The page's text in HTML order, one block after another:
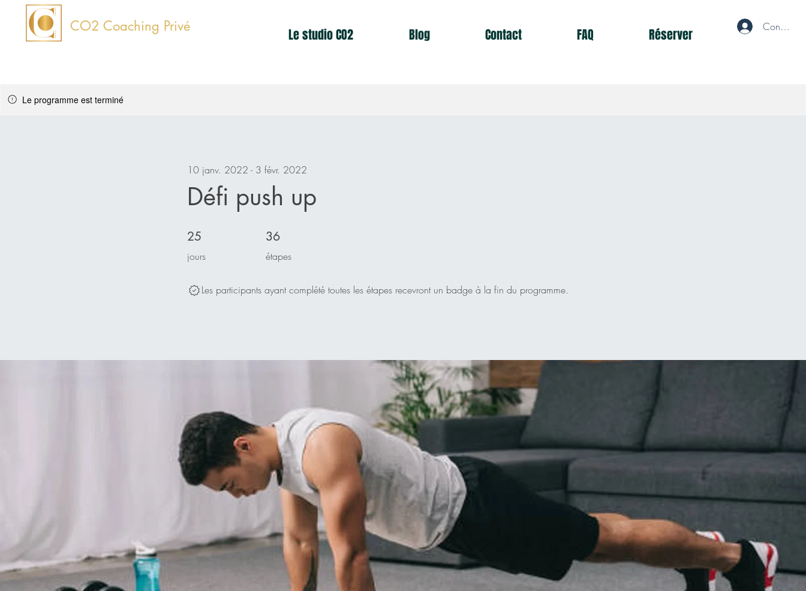
CO2 Coaching Privé Le studio CO2 Blog Contact FAQ Réserver Connecté
Le programme est terminé
Défi push up
10 janv. 2022 - 3 févr. 2022
25
jours
25 jours 36
étapes
36 étapes
Les participants ayant complété toutes les étapes recevront un badge à la fin du programme.